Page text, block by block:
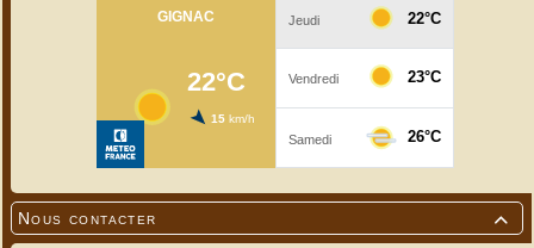

Nous contacter